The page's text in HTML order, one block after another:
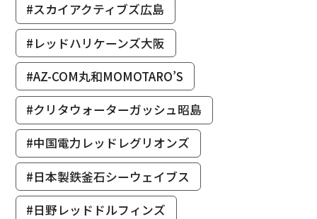
#スカイアクティブズ広島
#レッドハリケーンズ大阪
#AZ-COM丸和MOMOTARO’S
#クリタウォーターガッシュ昭島
#中国電力レッドレグリオンズ
#日本製鉄釜石シーウェイブス
#日野レッドドルフィンズ